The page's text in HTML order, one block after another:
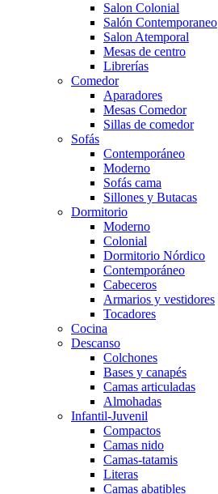
Salon Colonial
Salón Contemporaneo
Salon Atemporal
Mesas de centro
Librerías
Comedor
Aparadores
Mesas Comedor
Sillas de comedor
Sofás
Contemporáneo
Moderno
Sofás cama
Sillones y Butacas
Dormitorio
Moderno
Colonial
Dormitorio Nórdico
Contemporáneo
Cabeceros
Armarios y vestidores
Tocadores
Cocina
Descanso
Colchones
Bases y canapés
Camas articuladas
Almohadas
Infantil-Juvenil
Compactos
Camas nido
Camas-tatamis
Literas
Camas abatibles